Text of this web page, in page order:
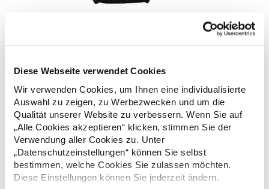
Diese Webseite verwendet Cookies
Wir verwenden Cookies, um Ihnen eine individualisierte
Auswahl zu zeigen, zu Werbezwecken und um die
Qualität unserer Website zu verbessern. Wenn Sie auf
„Alle Cookies akzeptieren“ klicken, stimmen Sie der
Verwendung aller Cookies zu. Unter
„Datenschutzeinstellungen“ können Sie selbst
bestimmen, welche Cookies Sie zulassen möchten.
Diese Einstellungen können Sie jederzeit ändern.
S5560 Stedman® Lux Damen Strickfleece Jacke
hochwertigen, versteckten SBS-Reißverschlüssen 3-teilige
PassformPfegehinweis: Bügeln erlaubt40 °C
waschbarChemische Reinigung möglichAngaben zur
Produktsicherheit: Herstellernummer:S5560Stedman GmbH,
Charlottenburger Allee 27-29, 52068 Aachen,
Germanyinfo@stedman.eu,
www.stedman.eu/ContactGrammatur: 280
g/m²Materialzusammensetzung: 100% Polyester
35,67 € *
* Preise inkl. gesetzlicher Mwst. +Versandkosten *